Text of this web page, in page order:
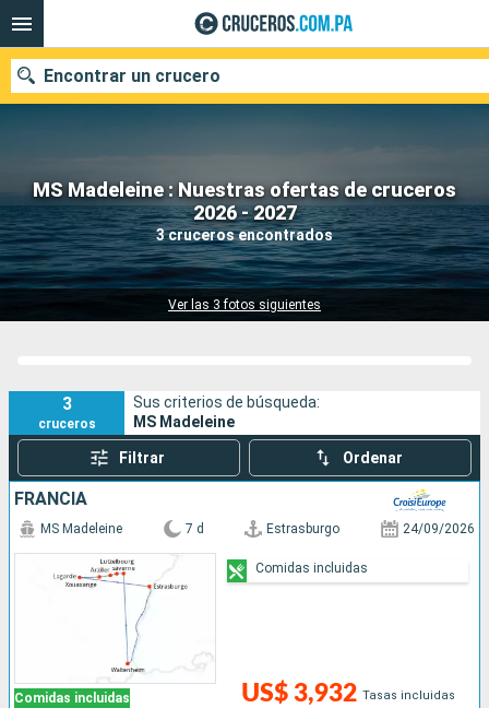
MS Madeleine : Nuestras ofertas de cruceros
2026 - 2027
3 cruceros encontrados
Ver las 3 fotos siguientes
Encontrar un crucero
Nuestros destinos
Fecha de salida
3
cruceros
Sus criterios de búsqueda:
MS Madeleine
Filtrar Ordenar
FRANCIA
Comidas incluidas
MS Madeleine 7 d Estrasburgo 24/09/2026
US$ 3,932 Tasas incluidas
Comidas incluidas